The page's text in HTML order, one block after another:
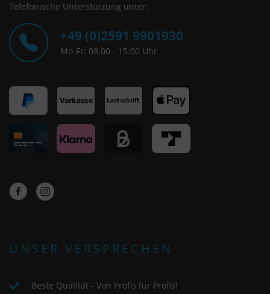
Telefonische Unterstützung unter:
+49 (0)2591 9901930
Mo-Fr: 08:00 - 15:00 Uhr
UNSER VERSPRECHEN
Beste Qualität - Von Profis für Profis!